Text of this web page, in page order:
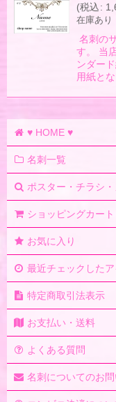
(税込:
在庫あり
名刺の
す。 当
ンダー
用紙と
♥ HOME ♥
名刺一覧
ポスター・チラシ
ショッピングカート
お気に入り
最近チェックしたア
特定商取引法表示
お支払い・送料
よくある質問
名刺についてのお